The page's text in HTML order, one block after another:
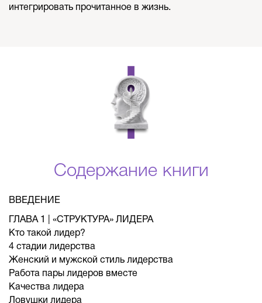
интегрировать прочитанное в жизнь.
Содержание книги
ВВЕДЕНИЕ
ГЛАВА 1 | «СТРУКТУРА» ЛИДЕРА
Кто такой лидер?
4 cтадии лидерства
Женский и мужской стиль лидерства
Работа пары лидеров вместе
Качества лидера
Ловушки лидера